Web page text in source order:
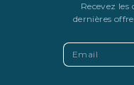
Recevez les
dernières